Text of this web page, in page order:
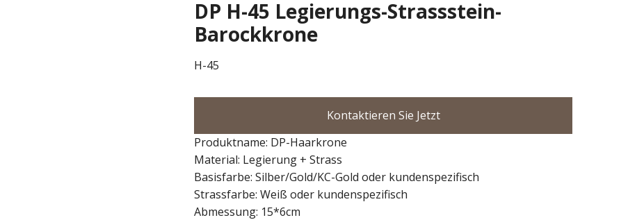
DP H-45 Legierungs-Strassstein-
Barockkrone
H-45
Kontaktieren Sie Jetzt
Produktname: DP-Haarkrone
Material: Legierung + Strass
Basisfarbe: Silber/Gold/KC-Gold oder kundenspezifisch
Strassfarbe: Weiß oder kundenspezifisch
Abmessung: 15*6cm